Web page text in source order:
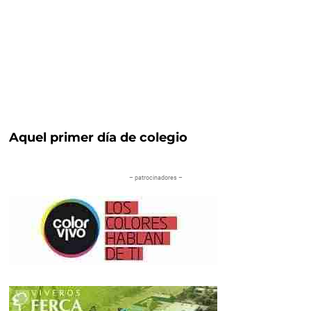
Aquel primer día de colegio
– patrocinadores –